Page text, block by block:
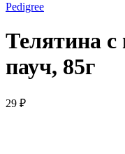
Pedigree
Телятина
пауч, 85г
29 ₽